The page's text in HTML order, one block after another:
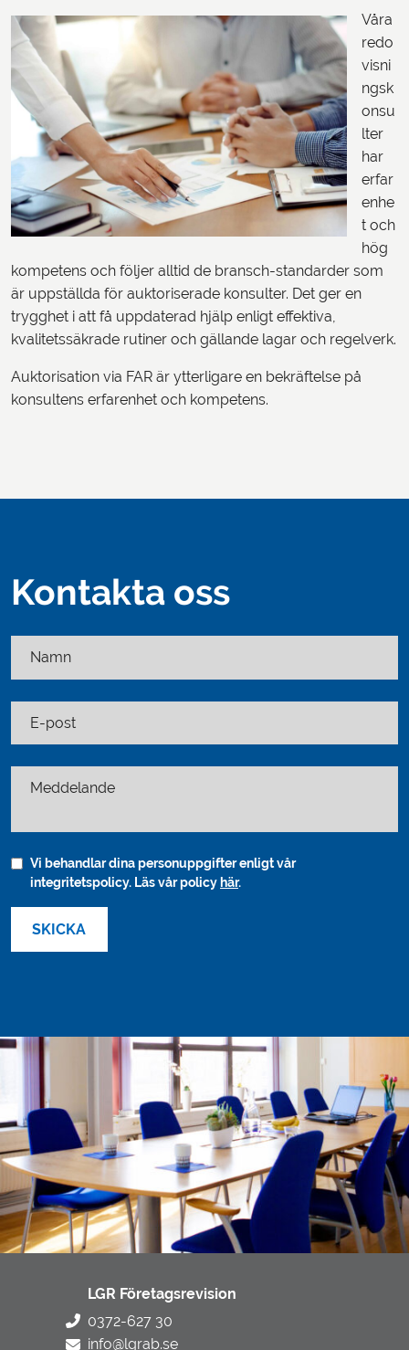
Våra
redo
visni
ngsk
onsu
lter
har
erfar
enhe
t och
hög
kompetens och följer alltid de bransch-standarder som
är uppställda för auktoriserade konsulter. Det ger en
trygghet i att få uppdaterad hjälp enligt effektiva,
kvalitetssäkrade rutiner och gällande lagar och regelverk.
Auktorisation via FAR är ytterligare en bekräftelse på
konsultens erfarenhet och kompetens.
Kontakta oss
Namn
E-post
Vi behandlar dina personuppgifter enligt vår
integritetspolicy. Läs vår policy här.
LGR Företagsrevision
0372-627 30
info@lgrab.se